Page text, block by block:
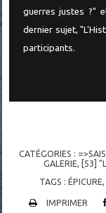
guerres justes ?"
dernier sujet,
participants.
CATÉGORIES :
GALERIE
[53]
TAGS :ÉPICURE
IMPRIMER